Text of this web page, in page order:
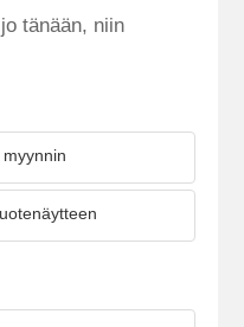
tänään, niin